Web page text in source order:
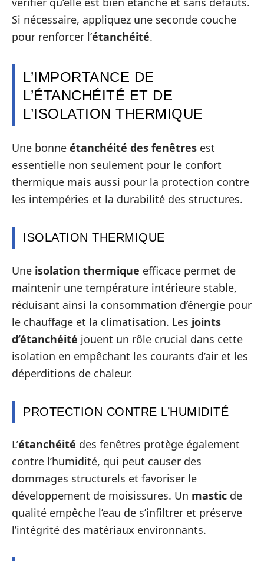
Si nécessaire, appliquez une seconde couche
pour renforcer l’étanchéité.
L’IMPORTANCE DE
L’ÉTANCHÉITÉ ET DE
L’ISOLATION THERMIQUE
Une bonne étanchéité des fenêtres est
essentielle non seulement pour le confort
thermique mais aussi pour la protection contre
les intempéries et la durabilité des structures.
ISOLATION THERMIQUE
Une isolation thermique efficace permet de
maintenir une température intérieure stable,
réduisant ainsi la consommation d’énergie pour
le chauffage et la climatisation. Les joints
d’étanchéité jouent un rôle crucial dans cette
isolation en empêchant les courants d’air et les
déperditions de chaleur.
PROTECTION CONTRE L’HUMIDITÉ
L’étanchéité des fenêtres protège également
contre l’humidité, qui peut causer des
dommages structurels et favoriser le
développement de moisissures. Un mastic de
qualité empêche l’eau de s’infiltrer et préserve
l’intégrité des matériaux environnants.